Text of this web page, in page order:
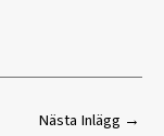
Nästa Inlägg →